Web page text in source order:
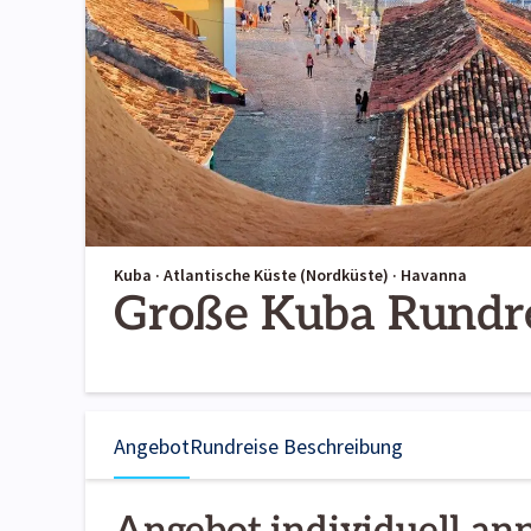
Kuba · Atlantische Küste (Nordküste) · Havanna
Große Kuba
AngebotRundreise Beschreibung